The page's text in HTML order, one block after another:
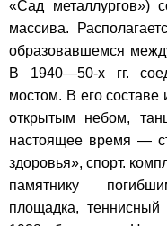
«Сад металлургов»)
массива.
образовавшемся
В 1940—50-х гг.
мостом. В его составе
открытым небом,
настоящее время —
здоровья», спорт.
памятнику
площадка,